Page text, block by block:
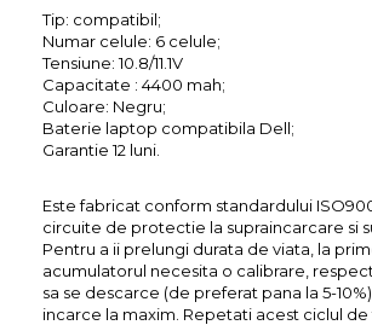
Tip: compatibil;
Numar celule: 6 celule;
Tensiune: 10.8/11.1V
Capacitate : 4400 mah;
Culoare: Negru;
Baterie laptop compatibila Dell;
Garantie 12 luni.
Este fabricat conform standardului
circuite de protectie la supraincarcare si
Pentru a ii prelungi durata de viata, la
acumulatorul necesita o calibrare,
sa se descarce (de preferat pana la 5-
incarce la maxim. Repetati acest ciclul de